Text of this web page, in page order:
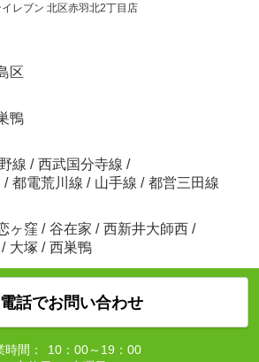
レブン 北区赤羽北2丁目店
区
鴨
線 / 西武国分寺線 /
/ 都電荒川線 / 山手線 / 都営三田線
ヶ窪 / 谷在家 / 西新井大師西 /
/ 大塚 / 西巣鴨
電話でお問い合わせ
時間：
10：00～19：00